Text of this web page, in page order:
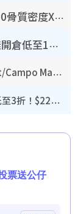
港大推賽馬會強化骨骼計劃！$100骨質密度X光檢查 完成免費運動訓練送超市禮券！附參加資格
開倉優惠 | 尖沙咀海港城名牌波鞋開倉低至1折！On鞋$899起／Joy&Peace鞋履$98起
開倉優惠｜銅鑼灣時代廣場Doughnut/Campo Marzio開倉低至1折！背囊、書包、手袋劈價$200起
廚具開倉｜特福Tefal廚具/家電開倉低至3折！$220起買平底鍋/炒鑊/湯煲！電飯煲/吸塵機/燙斗$418起